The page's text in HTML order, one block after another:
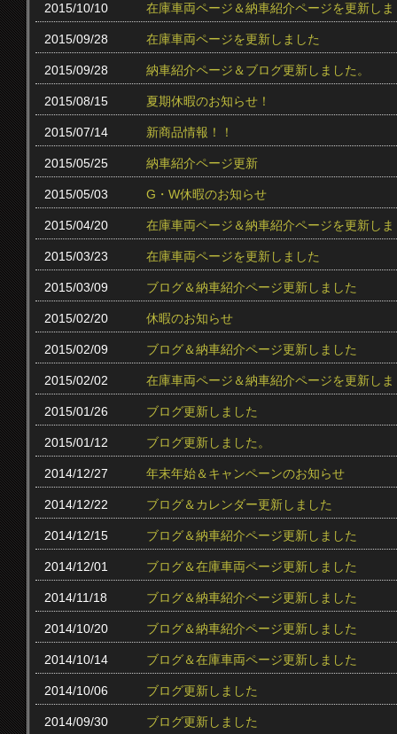
2015/10/10 在庫車両ページ＆納車紹介ページを更新し
2015/09/28 在庫車両ページを更新しました
2015/09/28 納車紹介ページ＆ブログ更新しました。
2015/08/15 夏期休暇のお知らせ！
2015/07/14 新商品情報！！
2015/05/25 納車紹介ページ更新
2015/05/03 G・W休暇のお知らせ
2015/04/20 在庫車両ページ＆納車紹介ページを更新し
2015/03/23 在庫車両ページを更新しました
2015/03/09 ブログ＆納車紹介ページ更新しました
2015/02/20 休暇のお知らせ
2015/02/09 ブログ＆納車紹介ページ更新しました
2015/02/02 在庫車両ページ＆納車紹介ページを更新し
2015/01/26 ブログ更新しました
2015/01/12 ブログ更新しました。
2014/12/27 年末年始＆キャンペーンのお知らせ
2014/12/22 ブログ＆カレンダー更新しました
2014/12/15 ブログ＆納車紹介ページ更新しました
2014/12/01 ブログ＆在庫車両ページ更新しました
2014/11/18 ブログ＆納車紹介ページ更新しました
2014/10/20 ブログ＆納車紹介ページ更新しました
2014/10/14 ブログ＆在庫車両ページ更新しました
2014/10/06 ブログ更新しました
2014/09/30 ブログ更新しました